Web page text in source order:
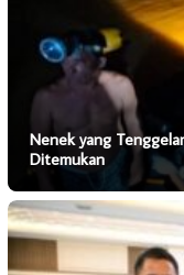
Nenek yang
Ditemukan